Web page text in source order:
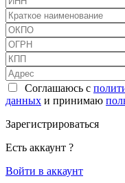
Соглашаюсь с
данных и принимаю
Зарегистрироваться
Есть аккаунт ?
Войти в аккаунт